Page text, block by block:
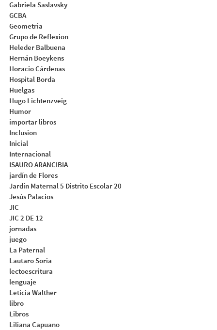
Gabriela Saslavsky
GCBA
Geometria
Grupo de Reflexion
Heleder Balbuena
Hernán Boeykens
Horacio Cárdenas
Hospital Borda
Huelgas
Hugo Lichtenzveig
Humor
importar libros
Inclusion
Inicial
Internacional
ISAURO ARANCIBIA
jardín de Flores
Jardín Maternal 5 Distrito Escolar 20
Jesús Palacios
JIC
JIC 2 DE 12
jornadas
juego
La Paternal
Lautaro Soria
lectoescritura
lenguaje
Leticia Walther
libro
Libros
Liliana Capuano